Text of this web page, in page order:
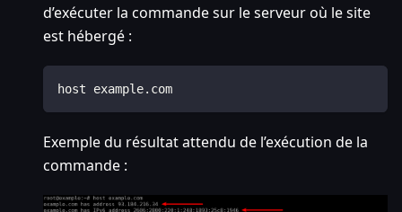
d’exécuter la commande sur le serveur où le site
est hébergé :
host example.com
Exemple du résultat attendu de l’exécution de la
commande :